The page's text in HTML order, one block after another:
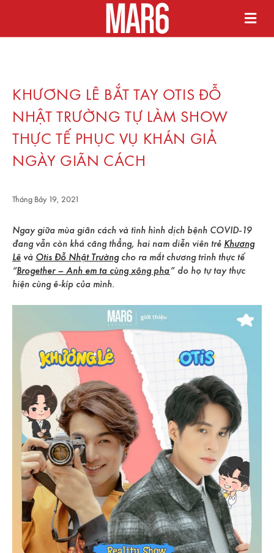
KHƯƠNG LÊ BẮT TAY OTIS ĐỖ
NHẬT TRƯỜNG TỰ LÀM SHOW
THỰC TẾ PHỤC VỤ KHÁN GIẢ
NGÀY GIÃN CÁCH
Tháng Bảy 19, 2021
Ngay giữa mùa giãn cách và tình hình dịch bệnh COVID-19
đang vẫn còn khá căng thẳng, hai nam diễn viên trẻ Khương
Lê và Otis Đỗ Nhật Trườngcho ra mắt chương trình thực tế
“Brogether – Anh em ta cùng xông pha” do họ tự tay thực
hiện cùng ê-kíp của mình.